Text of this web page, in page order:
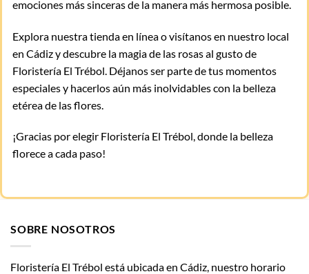
emociones más sinceras de la manera más hermosa posible.
Explora nuestra tienda en línea o visítanos en nuestro local
en Cádiz y descubre la magia de las rosas al gusto de
Floristería El Trébol. Déjanos ser parte de tus momentos
especiales y hacerlos aún más inolvidables con la belleza
etérea de las flores.
¡Gracias por elegir Floristería El Trébol, donde la belleza
florece a cada paso!
SOBRE NOSOTROS
Floristería El Trébol está ubicada en Cádiz, nuestro horario